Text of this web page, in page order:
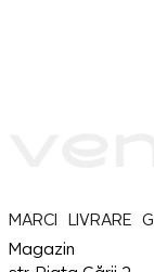
MARCI LIVRARE
Magazin